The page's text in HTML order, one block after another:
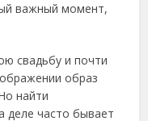
важный момент,
свадьбу и почти
образ
найти
деле часто бывает